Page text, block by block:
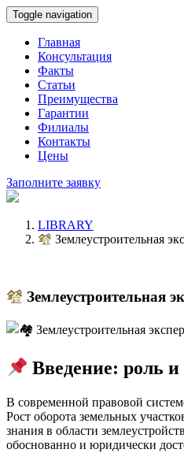
Toggle navigation
Главная
Консультация
Факты
Статьи
Преимущества
Гарантии
Филиалы
Контакты
Цены
Заполните заявку
LIBRARY
Землеустроительная
Землеустроительная
Введение: роль
В современной правовой
Рост оборота земельных
знания в области
обоснованно и юридически